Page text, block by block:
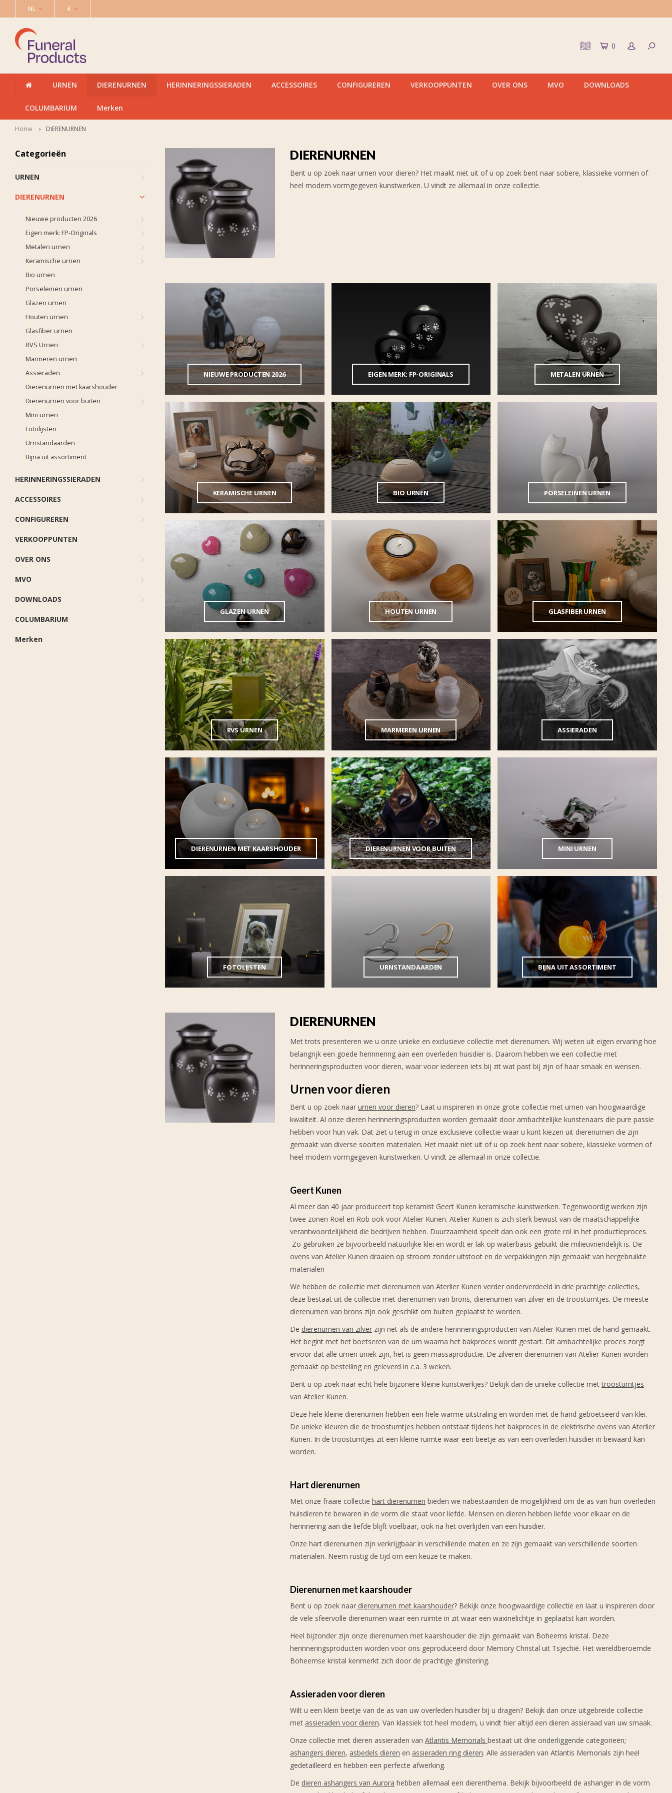
NL €
0
URNEN DIERENURNEN HERINNERINGSSIERADEN ACCESSOIRES CONFIGUREREN VERKOOPPUNTEN OVER ONS MVO DOWNLOADS
COLUMBARIUM Merken
Home DIERENURNEN
Categorieën
URNEN
DIERENURNEN
Nieuwe producten 2026
Eigen merk: FP-Originals
Metalen urnen
Keramische urnen
Bio urnen
Porseleinen urnen
Glazen urnen
Houten urnen
Glasfiber urnen
RVS Urnen
Marmeren urnen
Assieraden
Dierenurnen met kaarshouder
Dierenurnen voor buiten
Mini urnen
Fotolijsten
Urnstandaarden
Bijna uit assortiment
HERINNERINGSSIERADEN
ACCESSOIRES
CONFIGUREREN
VERKOOPPUNTEN
OVER ONS
MVO
DOWNLOADS
COLUMBARIUM
Merken
DIERENURNEN
Bent u op zoek naar urnen voor dieren? Het maakt niet uit of u op zoek bent naar sobere, klassieke vormen of
heel modern vormgegeven kunstwerken. U vindt ze allemaal in onze collectie.
NIEUWE PRODUCTEN 2026 EIGEN MERK: FP-ORIGINALS METALEN URNEN
KERAMISCHE URNEN BIO URNEN PORSELEINEN URNEN
GLAZEN URNEN HOUTEN URNEN GLASFIBER URNEN
RVS URNEN MARMEREN URNEN ASSIERADEN
DIERENURNEN MET KAARSHOUDER DIERENURNEN VOOR BUITEN MINI URNEN
FOTOLIJSTEN URNSTANDAARDEN BIJNA UIT ASSORTIMENT
DIERENURNEN
Met trots presenteren we u onze unieke en exclusieve collectie met dierenurnen. Wij weten uit eigen ervaring hoe
belangrijk een goede herinnering aan een overleden huisdier is. Daarom hebben we een collectie met
herinneringsproducten voor dieren, waar voor iedereen iets bij zit wat past bij zijn of haar smaak en wensen.
Urnen voor dieren
Bent u op zoek naar urnen voor dieren? Laat u inspireren in onze grote collectie met urnen van hoogwaardige
kwaliteit. Al onze dieren herinneringsproducten worden gemaakt door ambachtelijke kunstenaars die pure passie
hebben voor hun vak. Dat ziet u terug in onze exclusieve collectie waar u kunt kiezen uit dierenurnen die zijn
gemaakt van diverse soorten materialen. Het maakt niet uit of u op zoek bent naar sobere, klassieke vormen of
heel modern vormgegeven kunstwerken. U vindt ze allemaal in onze collectie.
Geert Kunen
Al meer dan 40 jaar produceert top keramist Geert Kunen keramische kunstwerken. Tegenwoordig werken zijn
twee zonen Roel en Rob ook voor Atelier Kunen. Atelier Kunen is zich sterk bewust van de maatschappelijke
verantwoordelijkheid die bedrijven hebben. Duurzaamheid speelt dan ook een grote rol in het productieproces.
Zo gebruiken ze bijvoorbeeld natuurlijke klei en wordt er lak op waterbasis gebuikt die milieuvriendelijk is. De
ovens van Atelier Kunen draaien op stroom zonder uitstoot en de verpakkingen zijn gemaakt van hergebruikte
materialen
We hebben de collectie met dierenurnen van Aterlier Kunen verder onderverdeeld in drie prachtige collecties,
deze bestaat uit de collectie met dierenurnen van brons, dierenurnen van zilver en de troosturntjes. De meeste
dierenurnen van brons zijn ook geschikt om buiten geplaatst te worden.
De dierenurnen van zilver zijn net als de andere herinneringsproducten van Atelier Kunen met de hand gemaakt.
Het begint met het boetseren van de urn waarna het bakproces wordt gestart. Dit ambachtelijke proces zorgt
ervoor dat alle urnen uniek zijn, het is geen massaproductie. De zilveren dierenurnen van Atelier Kunen worden
gemaakt op bestelling en geleverd in c.a. 3 weken.
Bent u op zoek naar echt hele bijzonere kleine kunstwerkjes? Bekijk dan de unieke collectie mettroosturntjes
van Atelier Kunen.
Deze hele kleine dierenurnen hebben een hele warme uitstraling en worden met de hand geboetseerd van klei.
De unieke kleuren die de troosturntjes hebben ontstaat tijdens het bakproces in de elektrische ovens van Aterlier
Kunen. In de troosturntjes zit een kleine ruimte waar een beetje as van een overleden huisdier in bewaard kan
worden.
Hart dierenurnen
Met onze fraaie collectie hart dierenurnen bieden we nabestaanden de mogelijkheid om de as van hun overleden
huisdieren te bewaren in de vorm die staat voor liefde. Mensen en dieren hebben liefde voor elkaar en de
herinnering aan die liefde blijft voelbaar, ook na het overlijden van een huisdier.
Onze hart dierenurnen zijn verkrijgbaar in verschillende maten en ze zijn gemaakt van verschillende soorten
materialen. Neem rustig de tijd om een keuze te maken.
Dierenurnen met kaarshouder
Bent u op zoek naar dierenurnen met kaarshouder? Bekijk onze hoogwaardige collectie en laat u inspireren door
de vele sfeervolle dierenurnen waar een ruimte in zit waar een waxinelichtje in geplaatst kan worden.
Heel bijzonder zijn onze dierenurnen met kaarshouder die zijn gemaakt van Boheems kristal. Deze
herinneringsproducten worden voor ons geproduceerd door Memory Christal uit Tsjechië. Het wereldberoemde
Boheemse kristal kenmerkt zich door de prachtige glinstering.
Assieraden voor dieren
Wilt u een klein beetje van de as van uw overleden huisdier bij u dragen? Bekijk dan onze uitgebreide collectie
met assieraden voor dieren. Van klassiek tot heel modern, u vindt hier altijd een dieren assieraad van uw smaak.
Onze collectie met dieren assieraden van Atlantis Memorials bestaat uit drie onderliggende categorieën;
ashangers dieren, asbedels dieren en assieraden ring dieren. Alle assieraden van Atlantis Memorials zijn heel
gedetailleerd en hebben een perfecte afwerking.
De dieren ashangers van Aurora hebben allemaal een dierenthema. Bekijk bijvoorbeeld de ashanger in de vorm